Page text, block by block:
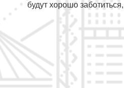
будут хорошо